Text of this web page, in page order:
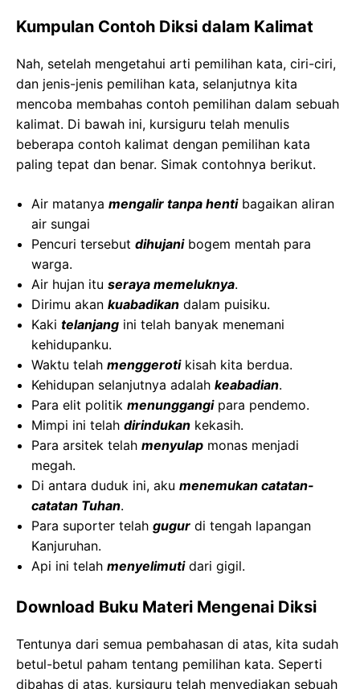
Kumpulan Contoh Diksi dalam Kalimat
Nah, setelah mengetahui arti pemilihan kata, ciri-ciri,
dan jenis-jenis pemilihan kata, selanjutnya kita
mencoba membahas contoh pemilihan dalam sebuah
kalimat. Di bawah ini, kursiguru telah menulis
beberapa contoh kalimat dengan pemilihan kata
paling tepat dan benar. Simak contohnya berikut.
Air matanyamengalir tanpa hentibagaikan aliran
air sungai
Pencuri tersebutdihujanibogem mentah para
warga.
Air hujan ituseraya memeluknya.
Dirimu akankuabadikan dalam puisiku.
Kakitelanjang ini telah banyak menemani
kehidupanku.
Waktu telahmenggerotikisah kita berdua.
Kehidupan selanjutnya adalahkeabadian.
Para elit politikmenunggangipara pendemo.
Mimpi ini telahdirindukan kekasih.
Para arsitek telahmenyulap monas menjadi
megah.
Di antara duduk ini, akumenemukan catatan-
catatan Tuhan.
Para suporter telahgugur di tengah lapangan
Kanjuruhan.
Api ini telahmenyelimutidari gigil.
Download Buku Materi Mengenai Diksi
Tentunya dari semua pembahasan di atas, kita sudah
betul-betul paham tentang pemilihan kata. Seperti
dibahas di atas, kursiguru telah menyediakan sebuah